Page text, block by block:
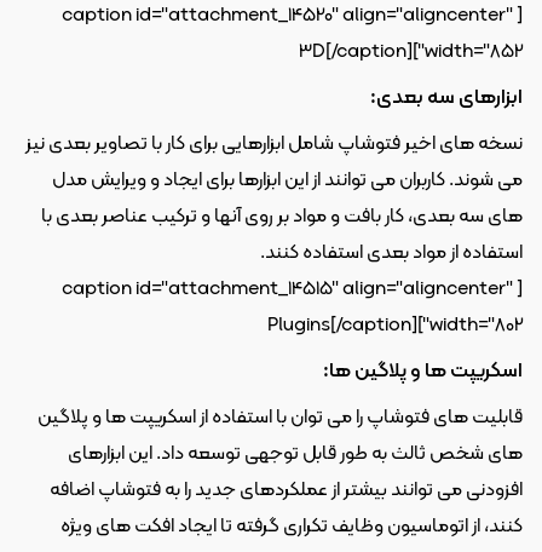
[caption id="attachment_14520" align="aligncenter"
width="852"]
3D[/caption]
ابزارهای سه بعدی:
استفاده از مواد بعدی استفاده کنند.
[caption id="attachment_14515" align="aligncenter"
width="802"]
Plugins[/caption]
اسکریپت ها و پلاگین ها: